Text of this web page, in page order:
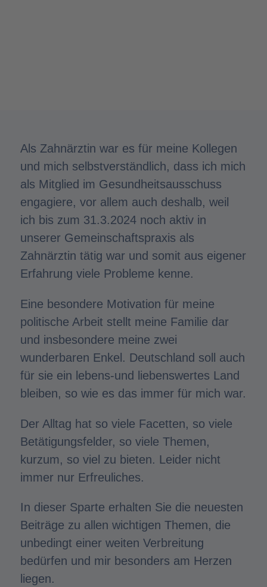
Als Zahnärztin war es für meine Kollegen
und mich selbstverständlich, dass ich mich
als Mitglied im Gesundheitsausschuss
engagiere, vor allem auch deshalb, weil
ich bis zum 31.3.2024 noch aktiv in
unserer Gemeinschaftspraxis als
Zahnärztin tätig war und somit aus eigener
Erfahrung viele Probleme kenne.
Eine besondere Motivation für meine
politische Arbeit stellt meine Familie dar
und insbesondere meine zwei
wunderbaren Enkel. Deutschland soll auch
für sie ein lebens-und liebenswertes Land
bleiben, so wie es das immer für mich war.
Der Alltag hat so viele Facetten, so viele
Betätigungsfelder, so viele Themen,
kurzum, so viel zu bieten. Leider nicht
immer nur Erfreuliches.
In dieser Sparte erhalten Sie die neuesten
Beiträge zu allen wichtigen Themen, die
unbedingt einer weiten Verbreitung
bedürfen und mir besonders am Herzen
liegen.